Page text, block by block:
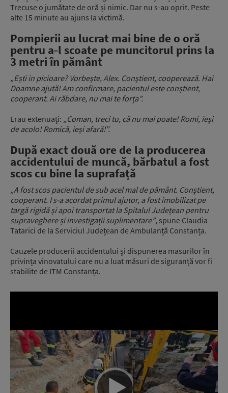
Trecuse o jumătate de oră și nimic. Dar nu s-au oprit. Peste
alte 15 minute au ajuns la victimă.
Pompierii au lucrat mai bine de o oră
pentru a-l scoate pe muncitorul prins la
3 metri în pământ
„Ești in picioare? Vorbește, Alex. Conștient, cooperează. Hai
Doamne ajută! Am confirmare, pacientul este conștient,
cooperant. Ai răbdare, nu mai te forța”.
Erau extenuați: „Coman, treci tu, că nu mai poate! Romi, ieși
de acolo! Romică, ieși afară!”.
După exact două ore de la producerea
accidentului de muncă, bărbatul a fost
scos cu bine la suprafață
„A fost scos pacientul de sub acel mal de pământ. Conștient,
cooperant. I s-a acordat primul ajutor, a fost imobilizat pe
targă rigidă și apoi transportat la Spitalul Județean pentru
supraveghere și investigații suplimentare”, spune Claudia
Tatarici de la Serviciul Județean de Ambulanță Constanța.
Cauzele producerii accidentului și dispunerea masurilor în
privința vinovatului care nu a luat măsuri de siguranță vor fi
stabilite de ITM Constanța.